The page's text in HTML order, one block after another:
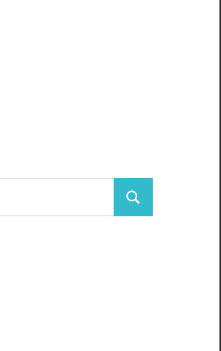
Search